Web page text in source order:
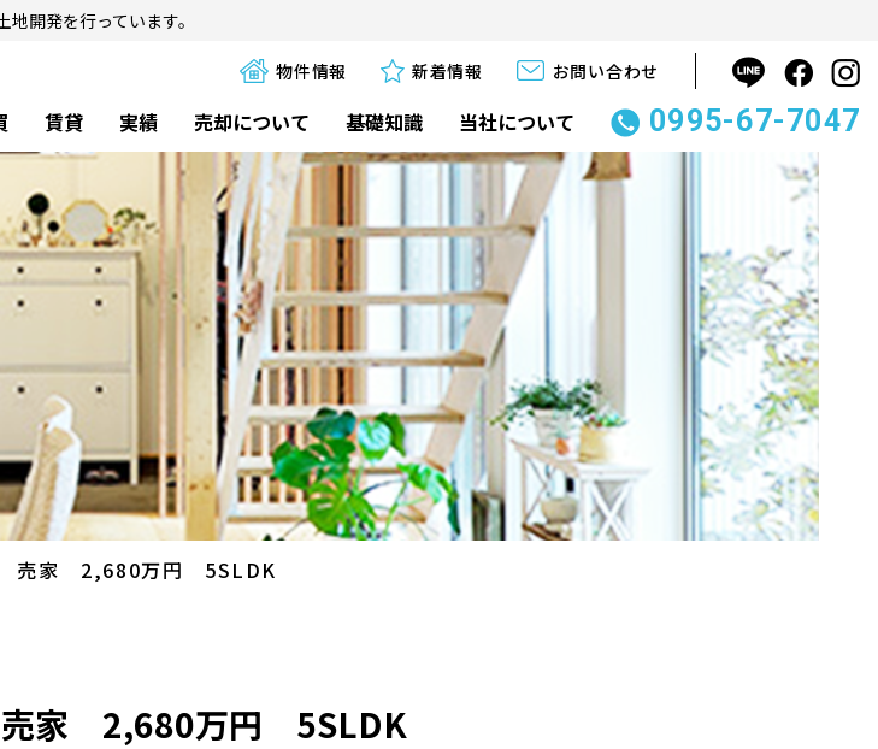
開発を行っています。
物件情報 新着情報 お問い合わせ
賃貸 実績 売却について 基礎知識 当社について 0995-67-7047
売家 2,680万円 5SLDK
家 2,680万円 5SLDK